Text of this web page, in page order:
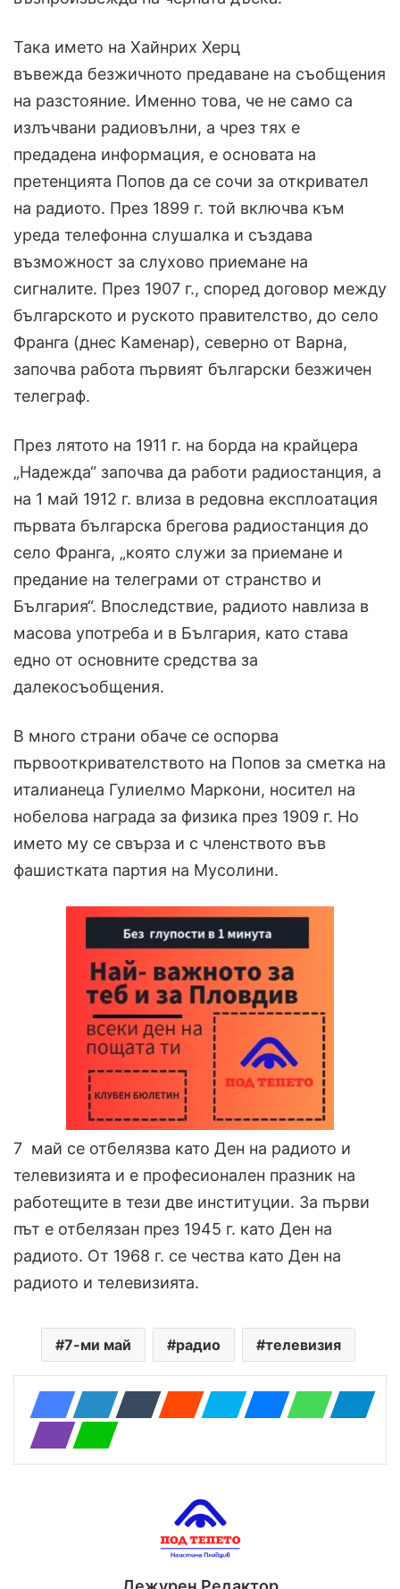
Така името на Хайнрих Херц
въвежда безжичното предаване на съобщения
на разстояние. Именно това, че не само са
излъчвани радиовълни, а чрез тях е
предадена информация, е основата на
претенцията Попов да се сочи за откривател
на радиото. През 1899 г. той включва към
уреда телефонна слушалка и създава
възможност за слухово приемане на
сигналите. През 1907 г., според договор между
българското и руското правителство, до село
Франга (днес Каменар), северно от Варна,
започва работа първият български безжичен
телеграф.
През лятото на 1911 г. на борда на крайцера
„Надежда“ започва да работи радиостанция, а
на 1 май 1912 г. влиза в редовна експлоатация
първата българска брегова радиостанция до
село Франга, „която служи за приемане и
предание на телеграми от странство и
България“. Впоследствие, радиото навлиза в
масова употреба и в България, като става
едно от основните средства за
далекосъобщения.
В много страни обаче се оспорва
първооткривателството на Попов за сметка на
италианеца Гулиелмо Маркони, носител на
нобелова награда за физика през 1909 г. Но
името му се свърза и с членството във
фашистката партия на Мусолини.
7 май се отбелязва като Ден на радиото и
телевизията и е професионален празник на
работещите в тези две институции. За първи
път е отбелязан през 1945 г. като Ден на
радиото. От 1968 г. се чества като Ден на
радиото и телевизията.
7-ми май радио телевизия